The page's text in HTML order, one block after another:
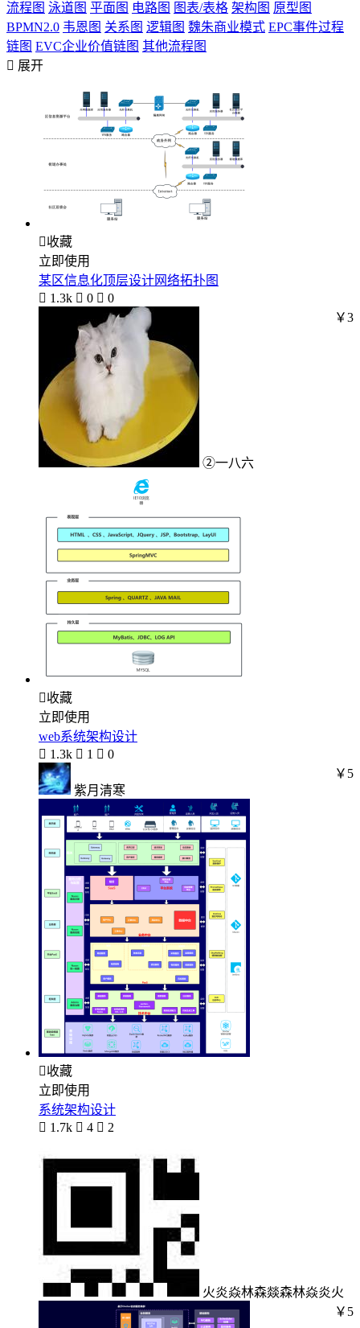
流程图 泳道图 平面图 电路图 图表/表格 架构图 原型图
BPMN2.0 韦恩图 关系图 逻辑图 魏朱商业模式 EPC事件过程
链图 EVC企业价值链图 其他流程图
 展开
收藏
立即使用
某区信息化顶层设计网络拓扑图
 1.3k  0  0
②一八六
￥3
收藏
立即使用
web系统架构设计
 1.3k  1  0
紫月清寒
￥5
收藏
立即使用
系统架构设计
 1.7k  4  2
火炎焱林森燚森林焱炎火
￥5